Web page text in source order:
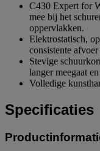
C430 Expert for
mee bij het
oppervlakken.
Elektrostatisch,
consistente
Stevige
langer meegaat
Volledige
Specificaties